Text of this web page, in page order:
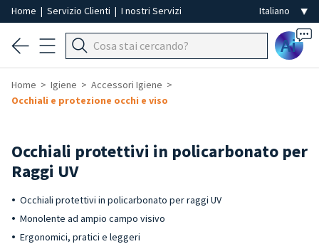
Home | Servizio Clienti | I nostri Servizi
Ai
Home Igiene
Accessori Igiene
Occhiali e protezione occhi e viso
Occhiali protettivi in policarbonato per
Raggi UV
Occhiali protettivi in policarbonato per raggi UV
Monolente ad ampio campo visivo
Ergonomici, pratici e leggeri